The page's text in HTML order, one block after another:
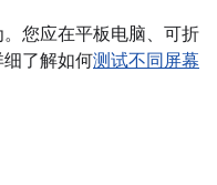
您应在平板电脑、可折
了解如何测试不同屏幕